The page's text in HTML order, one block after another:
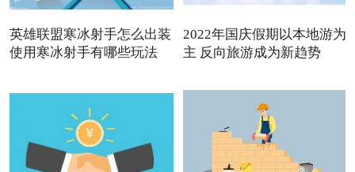
英雄联盟寒冰射手怎么出装
使用寒冰射手有哪些玩法
2022年国庆假期以本地游为
主 反向旅游成为新趋势